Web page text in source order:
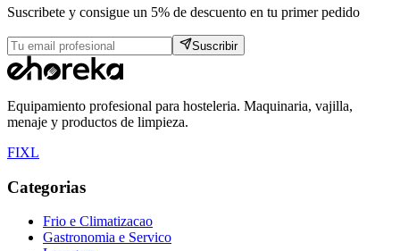
Suscribete y consigue un 5% de descuento en tu primer pedido
Suscribir
Equipamiento profesional para hosteleria. Maquinaria, vajilla,
menaje y productos de limpieza.
FIXL
Categorias
Frio e Climatizacao
Gastronomia e Servico